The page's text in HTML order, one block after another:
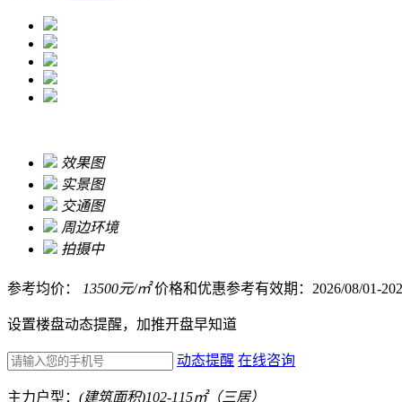
效果图
实景图
交通图
周边环境
拍摄中
参考均价： 13500元/㎡ 价格和优惠参考有效期：2026/08/01-
设置楼盘动态提醒，加推开盘早知道
动态提醒 在线咨询
主力户型： (建筑面积)102-115㎡（三居）